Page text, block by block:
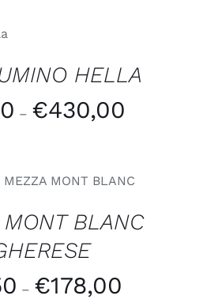
HELLA
– €430,00
/
BLANC
– €178,00